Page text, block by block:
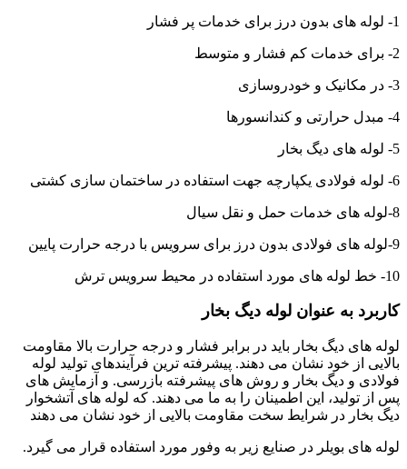
1- لوله های بدون درز برای خدمات پر فشار
2- برای خدمات کم فشار و متوسط
3- در مکانیک و خودروسازی
4- مبدل حرارتی و کندانسورها
5- لوله های دیگ بخار
6- لوله فولادی یکپارچه جهت استفاده در ساختمان سازی کشتی
8-لوله های خدمات حمل و نقل سیال
9-لوله های فولادی بدون درز برای سرویس با درجه حرارت پایین
10- خط لوله های مورد استفاده در محیط سرویس ترش
کاربرد به عنوان لوله دیگ بخار
لوله های دیگ بخار باید در برابر فشار و درجه حرارت بالا مقاومت
بالایی از خود نشان می دهند. پیشرفته ترین فرآیندهای تولید لوله
فولادی و دیگ بخار و روش های پیشرفته بازرسی. و آزمایش های
پس از تولید، این اطمینان را به ما می دهند. که لوله های آتشخوار
دیگ بخار در شرایط سخت مقاومت بالایی از خود نشان می دهند
لوله های بویلر در صنایع زیر به وفور مورد استفاده قرار می گیرد.